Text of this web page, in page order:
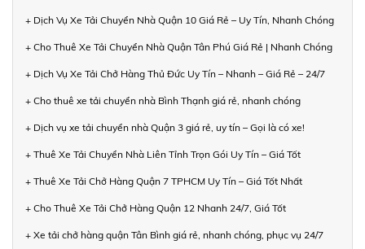
+ Dịch Vụ Xe Tải Chuyển Nhà Quận 10 Giá Rẻ – Uy Tín, Nhanh Chóng
+ Cho Thuê Xe Tải Chuyển Nhà Quận Tân Phú Giá Rẻ | Nhanh Chóng
+ Dịch Vụ Xe Tải Chở Hàng Thủ Đức Uy Tín – Nhanh – Giá Rẻ – 24/7
+ Cho thuê xe tải chuyển nhà Bình Thạnh giá rẻ, nhanh chóng
+ Dịch vụ xe tải chuyển nhà Quận 3 giá rẻ, uy tín – Gọi là có xe!
+ Thuê Xe Tải Chuyển Nhà Liên Tỉnh Trọn Gói Uy Tín – Giá Tốt
+ Thuê Xe Tải Chở Hàng Quận 7 TPHCM Uy Tín – Giá Tốt Nhất
+ Cho Thuê Xe Tải Chở Hàng Quận 12 Nhanh 24/7, Giá Tốt
+ Xe tải chở hàng quận Tân Bình giá rẻ, nhanh chóng, phục vụ 24/7